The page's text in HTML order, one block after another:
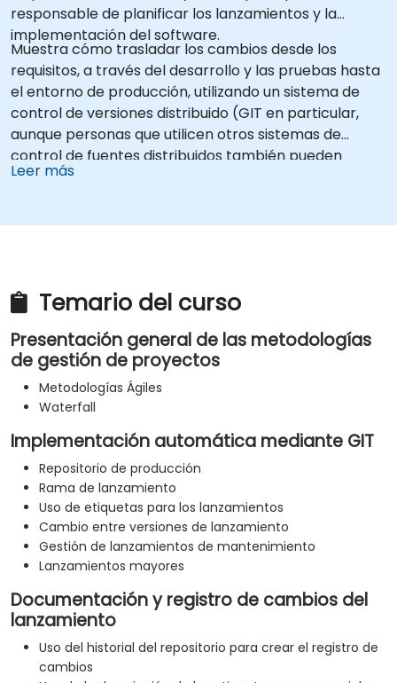
responsable de planificar los lanzamientos y la
implementación del software.
Muestra cómo trasladar los cambios desde los
requisitos, a través del desarrollo y las pruebas hasta
el entorno de producción, utilizando un sistema de
control de versiones distribuido (GIT en particular,
aunque personas que utilicen otros sistemas de
control de fuentes distribuidos también pueden
beneficiarse de este curso).
Leer más
Temario del curso
Presentación general de las metodologías
de gestión de proyectos
Metodologías Ágiles
Waterfall
Implementación automática mediante GIT
Repositorio de producción
Rama de lanzamiento
Uso de etiquetas para los lanzamientos
Cambio entre versiones de lanzamiento
Gestión de lanzamientos de mantenimiento
Lanzamientos mayores
Documentación y registro de cambios del
lanzamiento
Uso del historial del repositorio para crear el registro de
cambios